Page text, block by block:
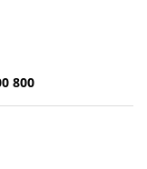
800